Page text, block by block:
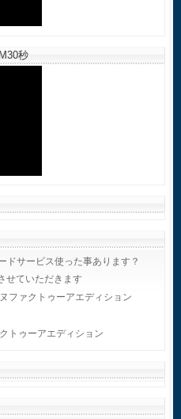
秒
ドサービス使った事あります？
せていただきます
ファクトゥーアエディション
トゥーアエディション